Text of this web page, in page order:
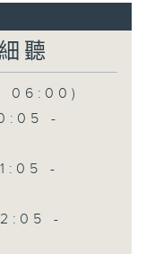
聽
06:00)
-
-
-